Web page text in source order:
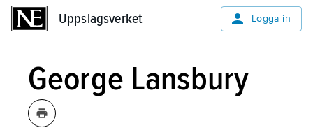
Uppslagsverket Logga in
George Lansbury